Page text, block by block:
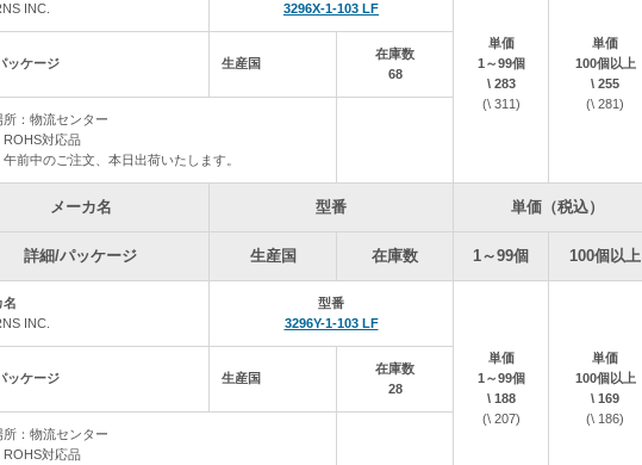
年 6月 1日 自社の在庫データを更新しました。
年 5月25日 自社の在庫データを更新しました。
年 5月11日 自社の在庫データを更新しました。
月20日 ゴールデンウィーク休業のお知らせ
の日程で、通販e-shopを休業させていただきます。
終出荷日 4月24日（金）
23日（木）17時までのご注文⇒4月24日（金）出荷します
23日（木）17時以降～⇒5月7日（木）出荷予定です
引き、クレジットカードに限ります。
銀行振込のお客様は、ご注文が4月23日でも、出荷が5月7日以降になる可能性があります。
シリーズは、別途納期をご連絡致します。
便をお掛けいたしますが、ご理解・ご協力の程、よろしくお願い致します。
INC.
3296X-1-103 LF
単価
1～99個
\ 283
(\ 311)
単価
100個以上
\ 255
(\ 281)
ッケージ 生産国
在庫数
68
所：物流センター
ROHS対応品
前中のご注文、本日出荷いたします。
メーカ名 型番
単価（税込）
詳細/パッケージ
生産国 在庫数 1～99個 100個以上
名
INC.
型番
3296Y-1-103 LF
単価
1～99個
\ 188
(\ 207)
単価
100個以上
\ 169
(\ 186)
ッケージ 生産国
在庫数
28
所：物流センター
ROHS対応品